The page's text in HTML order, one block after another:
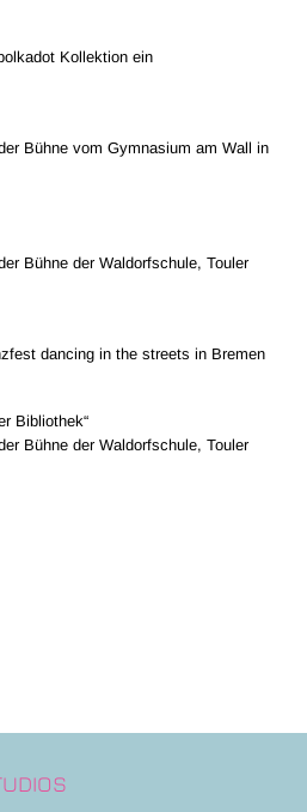
Kollektion ein
Bühne vom Gymnasium am Wall in
Bühne der Waldorfschule, Touler
dancing in the streets in Bremen
Bibliothek“
Bühne der Waldorfschule, Touler